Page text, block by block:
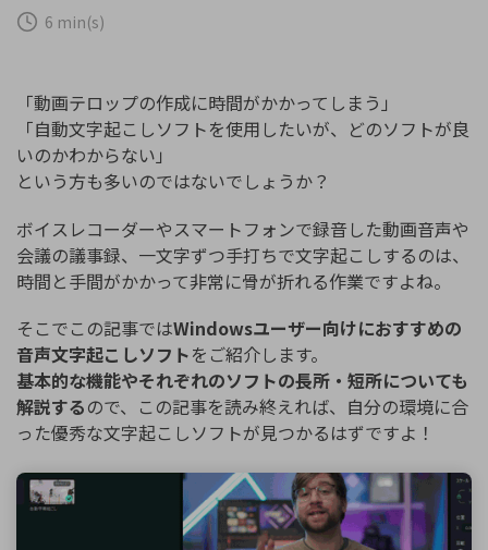
購入する
検索
6 min(s)
「動画テロップの作成に時間がかかってしまう」
「自動文字起こしソフトを使用したいが、どのソフトが良
いのかわからない」
という方も多いのではないでしょうか？
ボイスレコーダーやスマートフォンで録音した動画音声や
会議の議事録、一文字ずつ手打ちで文字起こしするのは、
時間と手間がかかって非常に骨が折れる作業ですよね。
そこでこの記事ではWindowsユーザー向けにおすすめの
音声文字起こしソフトをご紹介します。
基本的な機能やそれぞれのソフトの長所・短所についても
解説するので、この記事を読み終えれば、自分の環境に合
った優秀な文字起こしソフトが見つかるはずですよ！